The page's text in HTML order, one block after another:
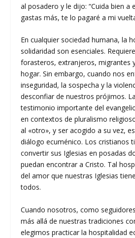
al posadero y le dijo: “Cuida bien a
gastas más, te lo pagaré a mi
En cualquier sociedad humana, la
solidaridad son esenciales.
forasteros, extranjeros, migrantes
hogar. Sin embargo, cuando nos
inseguridad, la sospecha y la
desconfiar de nuestros prójimos.
testimonio importante del
en contextos de pluralismo
al «otro», y ser acogido a su vez,
diálogo ecuménico. Los cristianos
convertir sus Iglesias en posadas
puedan encontrar a Cristo. Tal
del amor que nuestras Iglesias
todos.
Cuando nosotros, como
más allá de nuestras tradiciones
elegimos practicar la hospitalidad